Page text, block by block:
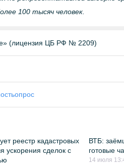
100 тысяч человек.
(лицензия ЦБ РФ № 2209)
опрос
реестр кадастровых
ускорения сделок с
ВТБ:
готовые
14 июля